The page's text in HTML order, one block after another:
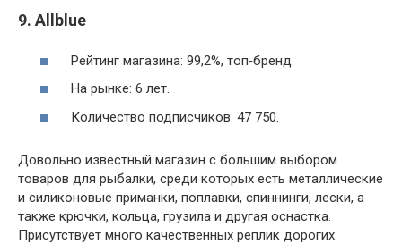
9. Allblue
Рейтинг магазина: 99,2%, топ‑бренд.
На рынке: 6 лет.
Количество подписчиков: 47 750.
Довольно известный магазин с большим выбором
товаров для рыбалки, среди которых есть металлические
и силиконовые приманки, поплавки, спиннинги, лески, а
также крючки, кольца, грузила и другая оснастка.
Присутствует много качественных реплик дорогих